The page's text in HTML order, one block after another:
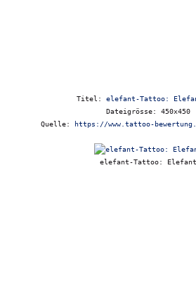
Titel: elefant-Tattoo:
Dateigrösse: 450x450
Quelle: https://www.tattoo-
elefant-Tattoo: Elefant